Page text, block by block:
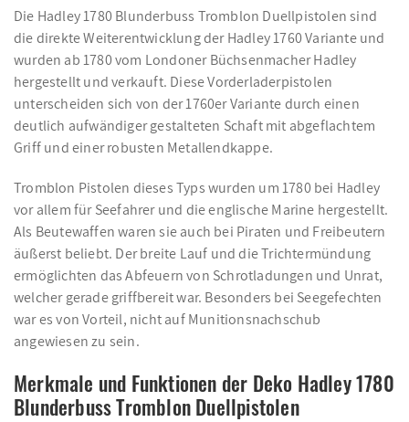
Die Hadley 1780 Blunderbuss Tromblon Duellpistolen sind
die direkte Weiterentwicklung der Hadley 1760 Variante und
wurden ab 1780 vom Londoner Büchsenmacher Hadley
hergestellt und verkauft. Diese Vorderladerpistolen
unterscheiden sich von der 1760er Variante durch einen
deutlich aufwändiger gestalteten Schaft mit abgeflachtem
Griff und einer robusten Metallendkappe.
Tromblon Pistolen dieses Typs wurden um 1780 bei Hadley
vor allem für Seefahrer und die englische Marine hergestellt.
Als Beutewaffen waren sie auch bei Piraten und Freibeutern
äußerst beliebt. Der breite Lauf und die Trichtermündung
ermöglichten das Abfeuern von Schrotladungen und Unrat,
welcher gerade griffbereit war. Besonders bei Seegefechten
war es von Vorteil, nicht auf Munitionsnachschub
angewiesen zu sein.
Merkmale und Funktionen der Deko Hadley 1780
Blunderbuss Tromblon Duellpistolen